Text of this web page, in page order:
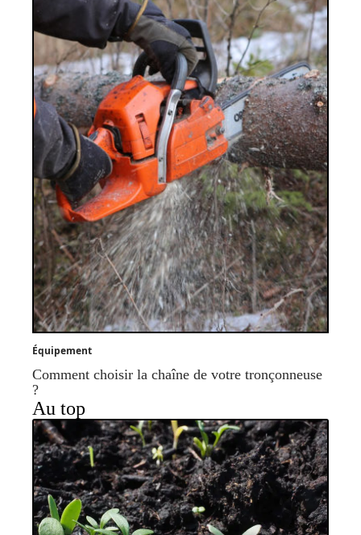
Équipement
Comment choisir la chaîne de votre tronçonneuse
?
Au top